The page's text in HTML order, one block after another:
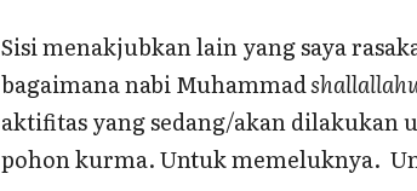
Sisi menakjubkan lain yang saya
bagaimana nabi Muhammad
aktifitas yang sedang/akan dilakukan
pohon kurma. Untuk memeluknya.